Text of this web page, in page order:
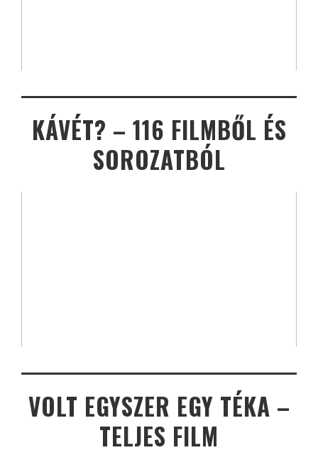
KÁVÉT? – 116 FILMBŐL ÉS
SOROZATBÓL
VOLT EGYSZER EGY TÉKA –
TELJES FILM